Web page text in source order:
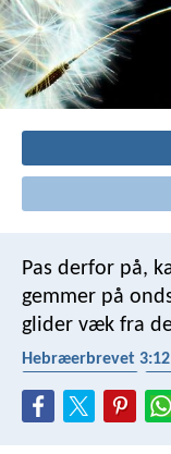
Pas derfor på,
gemmer på
glider væk fra
Hebræerbrevet 3:12